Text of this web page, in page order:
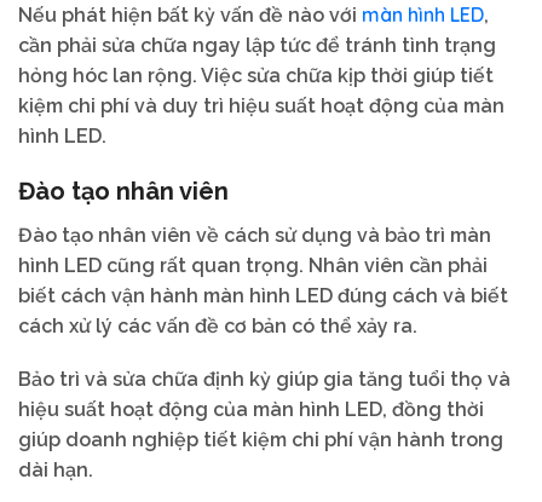
Nếu phát hiện bất kỳ vấn đề nào với màn hình LED,
cần phải sửa chữa ngay lập tức để tránh tình trạng
hỏng hóc lan rộng. Việc sửa chữa kịp thời giúp tiết
kiệm chi phí và duy trì hiệu suất hoạt động của màn
hình LED.
Đào tạo nhân viên
Đào tạo nhân viên về cách sử dụng và bảo trì màn
hình LED cũng rất quan trọng. Nhân viên cần phải
biết cách vận hành màn hình LED đúng cách và biết
cách xử lý các vấn đề cơ bản có thể xảy ra.
Bảo trì và sửa chữa định kỳ giúp gia tăng tuổi thọ và
hiệu suất hoạt động của màn hình LED, đồng thời
giúp doanh nghiệp tiết kiệm chi phí vận hành trong
dài hạn.